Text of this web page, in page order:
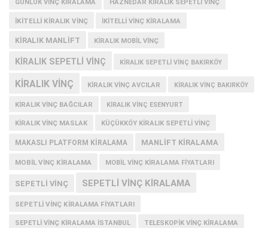
GÜNLÜK VINÇ KIRALAMA HAZNEDAR KIRALIK SEPETLI VINÇ
IKITELLI KIRALIK VINÇ IKITELLI VINÇ KIRALAMA
KIRALIK MANLIFT KIRALIK MOBIL VINÇ
KIRALIK SEPETLI VINÇ KIRALIK SEPETLI VINÇ BAKIRKÖY
KIRALIK VINÇ KIRALIK VINÇ AVCILAR KIRALIK VINÇ BAKIRKÖY
KIRALIK VINÇ BAĞCILAR KIRALIK VINÇ ESENYURT
KIRALIK VINÇ MASLAK KÜÇÜKKÖY KIRALIK SEPETLI VINÇ
MAKASLI PLATFORM KIRALAMA MANLIFT KIRALAMA
MOBIL VINÇ KIRALAMA MOBIL VINÇ KIRALAMA FIYATLARI
SEPETLI VINÇ SEPETLI VINÇ KIRALAMA
SEPETLI VINÇ KIRALAMA FIYATLARI
SEPETLI VINÇ KIRALAMA İSTANBUL TELESKOPIK VINÇ KIRALAMA